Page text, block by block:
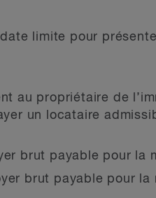
limite pour
au propriétaire de
un locataire
brut payable pour la
brut payable pour la